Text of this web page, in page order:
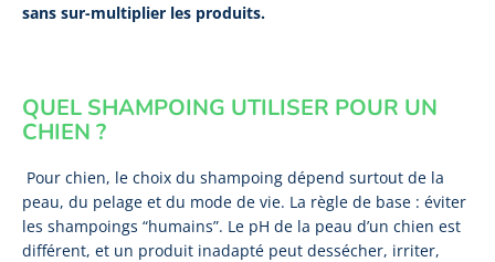
sans sur-multiplier les produits.
QUEL SHAMPOING UTILISER POUR UN
CHIEN ?
Pour chien, le choix du shampoing dépend surtout de la
peau, du pelage et du mode de vie. La règle de base : éviter
les shampoings “humains”. Le pH de la peau d’un chien est
différent, et un produit inadapté peut dessécher, irriter,